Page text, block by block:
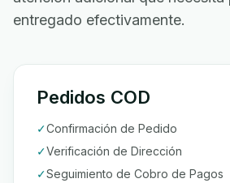
entregado efectivamente.
Pedidos COD
✓Confirmación de Pedido
✓Verificación de Dirección
✓Seguimiento de Cobro de Pagos